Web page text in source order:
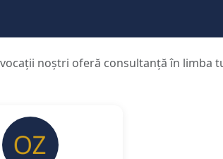
noștri oferă consultanță în